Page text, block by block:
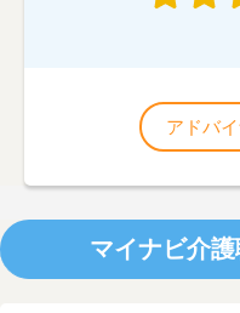
アドバ
マイナビ介